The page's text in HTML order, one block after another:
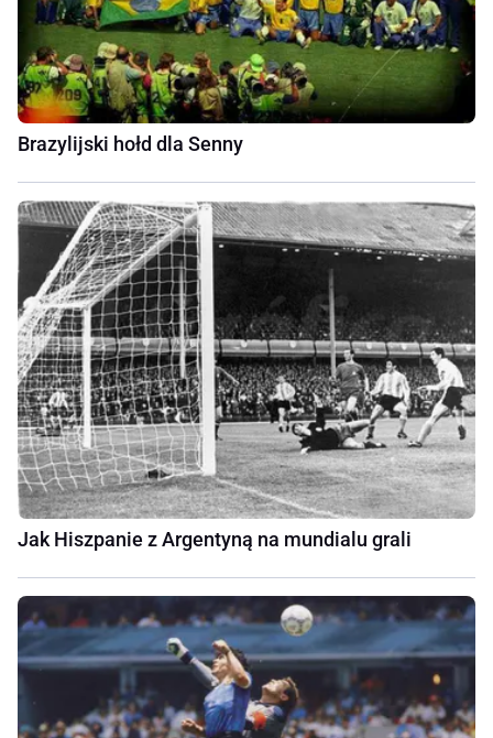
Brazylijski hołd dla Senny
Jak Hiszpanie z Argentyną na mundialu grali